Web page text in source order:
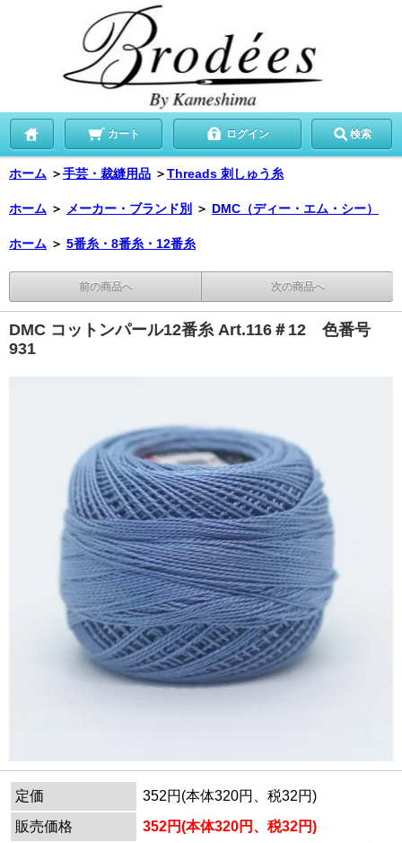
カート ログイン 検索
ホーム ＞手芸・裁縫用品 ＞Threads 刺しゅう糸
ホーム ＞ メーカー・ブランド別 ＞ DMC（ディー・エム・シー）
ホーム ＞ 5番糸・8番糸・12番糸
前の商品へ 次の商品へ
DMC コットンパール12番糸 Art.116＃12 色番号
931
定価
352円(本体320円、税32円)
販売価格
352円(本体320円、税32円)